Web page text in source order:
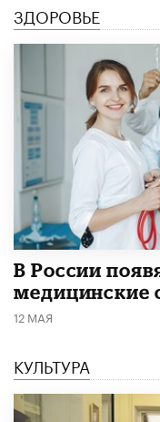
ЗДОРОВЬЕ
В России
медицинские
12 МАЯ
КУЛЬТУРА